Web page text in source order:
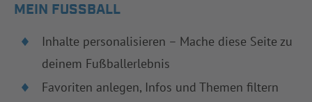
MEIN FUSSBALL
Inhalte personalisieren – Mache diese Seite zu
deinem Fußballerlebnis
Favoriten anlegen, Infos und Themen filtern